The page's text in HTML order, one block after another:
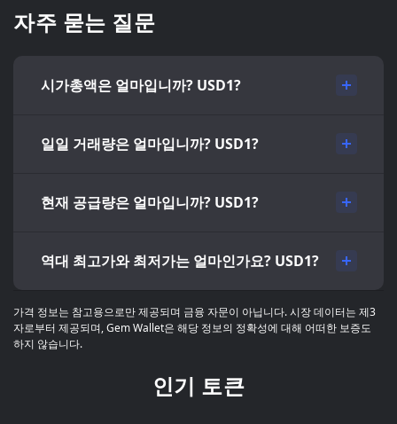
자주 묻는 질문
시가총액은 얼마입니까? USD1?
일일 거래량은 얼마입니까? USD1?
현재 공급량은 얼마입니까? USD1?
역대 최고가와 최저가는 얼마인가요? USD1?
가격 정보는 참고용으로만 제공되며 금융 자문이 아닙니다. 시장 데이터는 제3
자로부터 제공되며, Gem Wallet은 해당 정보의 정확성에 대해 어떠한 보증도
하지 않습니다.
인기 토큰